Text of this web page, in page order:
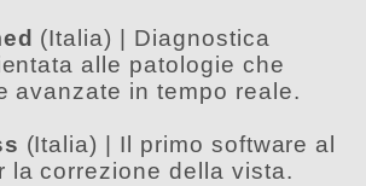
(Italia) | Diagnostica
alle patologie che
avanzate in tempo reale.
(Italia) | Il primo software al
la correzione della vista.